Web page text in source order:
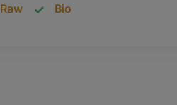
Raw Bio